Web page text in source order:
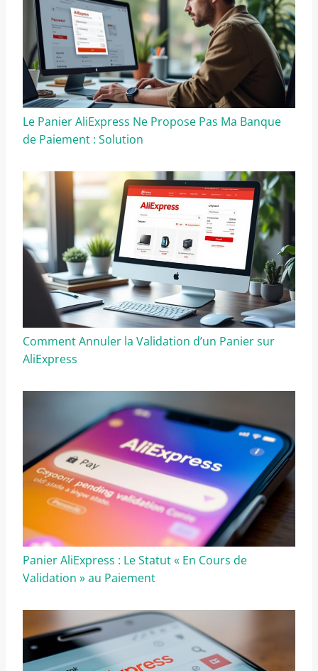
Le Panier AliExpress Ne Propose Pas Ma Banque
de Paiement : Solution
Comment Annuler la Validation d’un Panier sur
AliExpress
Panier AliExpress : Le Statut « En Cours de
Validation » au Paiement